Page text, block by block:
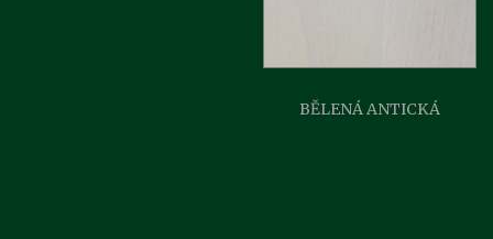
BĚLENÁ ANTICKÁ